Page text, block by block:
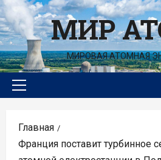
Перейти
к
содержимомуМИР
МИРОВАЯ АТОМНАЯ
Основное
Главная
Франция поставит турбинное